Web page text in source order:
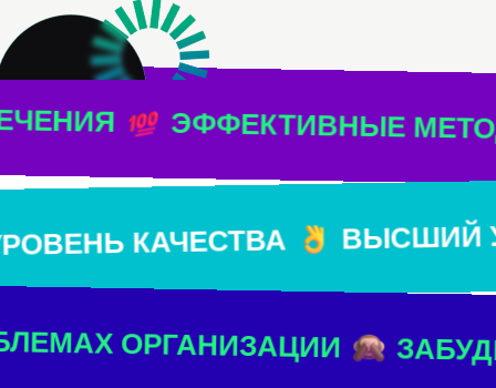
ЭФФЕКТИВНЫЕ МЕТОДИКИ
УРОВЕНЬ КАЧЕСТВА
ОРГАНИЗАЦИИ